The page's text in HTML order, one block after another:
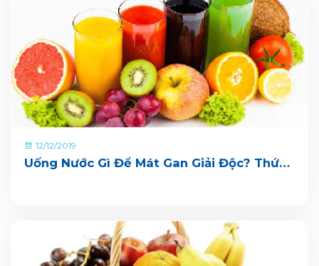
12/12/2019
Uống Nước Gì Để Mát Gan Giải Độc? Thức